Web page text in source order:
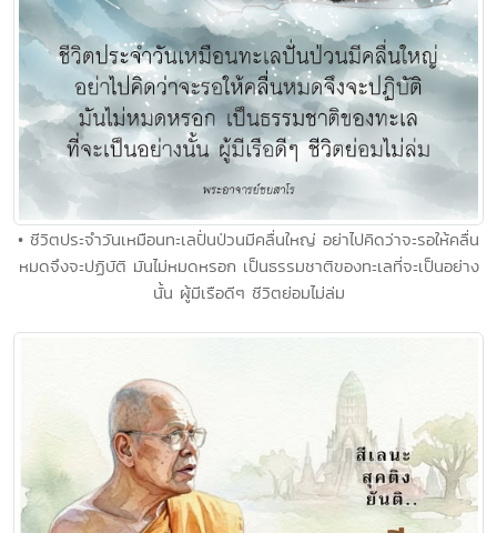
• ชีวิตประจำวันเหมือนทะเลปั่นป่วนมีคลื่นใหญ่ อย่าไปคิดว่าจะรอให้คลื่น
หมดจึงจะปฏิบัติ มันไม่หมดหรอก เป็นธรรมชาติของทะเลที่จะเป็นอย่าง
นั้น ผู้มีเรือดีๆ ชีวิตย่อมไม่ล่ม